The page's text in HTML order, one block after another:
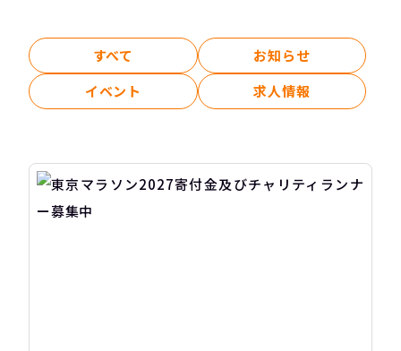
すべて
お知らせ
イベント
求人情報